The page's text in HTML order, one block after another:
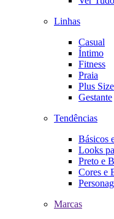
Linhas
Casual
Íntimo
Fitness
Praia
Plus Size
Gestante
Tendências
Básicos
Looks
Preto e
Cores e
Marcas